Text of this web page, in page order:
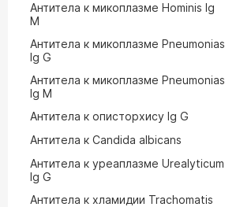
Антитела к микоплазме Hominis Ig
M
Антитела к микоплазме Pneumonias
Ig G
Антитела к микоплазме Pneumonias
Ig M
Антитела к описторхису Ig G
Антитела к Сandida albicans
Антитела к уреаплазме Urealyticum
Ig G
Антитела к хламидии Trachomatis